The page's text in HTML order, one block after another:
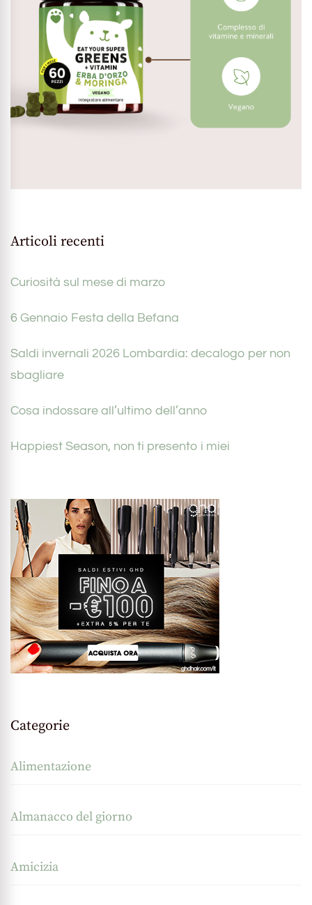
Articoli recenti
Curiosità sul mese di marzo
6 Gennaio Festa della Befana
Saldi invernali 2026 Lombardia: decalogo per non
sbagliare
Cosa indossare all’ultimo dell’anno
Happiest Season, non ti presento i miei
Categorie
Alimentazione
Almanacco del giorno
Amicizia